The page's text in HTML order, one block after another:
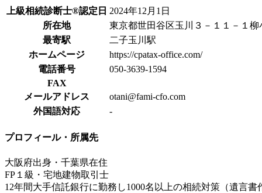
上級相続診断士®認定日 2024年12月1日
所在地
東京都世田谷区玉川３－１１－１柳
最寄駅
二子玉川駅
ホームページ
https://cpatax-office.com/
電話番号
050-3639-1594
FAX
メールアドレス
otani@fami-cfo.com
外国語対応
-
プロフィール・所属先
大阪府出身・千葉県在住
FP１級・宅地建物取引士
12年間大手信託銀行に勤務し1000名以上の相続対策（遺言